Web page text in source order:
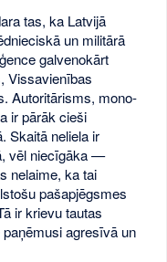
tas, ka Latvijā
un militārā
galvenokārt
Vissavienības
Autoritārisms, mono-
ir pārāk cieši
Skaitā neliela ir
vēl niecīgāka —
nelaime, ka tai
pašapjēgsmes
ir krievu tautas
agresīvā un